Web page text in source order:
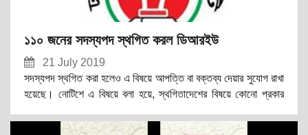
১১০ জনের সদস্যপদ স্থগিত করল ডিআরইউ
21 July 2019
সদস্যপদ স্থগিত করা হলেও এ বিষয়ে আপত্তি বা বক্তব্য দেয়ার সুযোগ রাখা
হয়েছে। নোটিশে এ বিষয়ে বলা হয়ে, স্থগিতাদেশের বিষয়ে কোনো প্রকার
ডিআরইউ কার্যালয়ে জমা দেয়ার অনুরোধ করা হলো।